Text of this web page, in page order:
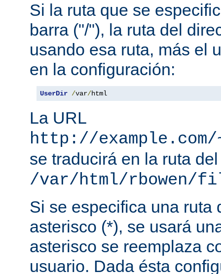
Si la ruta que se
barra ("/"), la ruta del
usando esa ruta, más el
en la configuración:
UserDir /var/html
La URL
http://
se traducirá en la ruta
/var/html/rbowen/
Si se especifica una ruta
asterisco (*), se usará
asterisco se reemplaza
usuario. Dada ésta